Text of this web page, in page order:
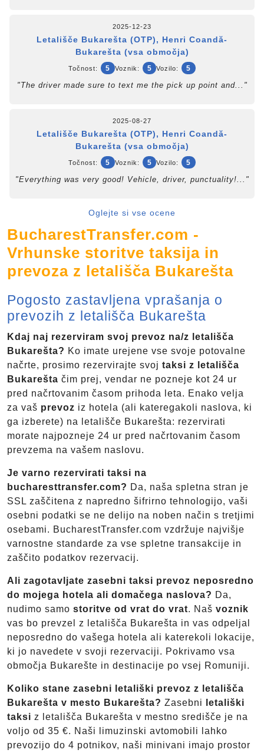
2025-12-23
Letališče Bukarešta (OTP), Henri Coandă-
Bukarešta (vsa območja)
Točnost: 5 Voznik: 5 Vozilo: 5
"The driver made sure to text me the pick up point and..."
2025-08-27
Letališče Bukarešta (OTP), Henri Coandă-
Bukarešta (vsa območja)
Točnost: 5 Voznik: 5 Vozilo: 5
"Everything was very good! Vehicle, driver, punctuality!..."
Oglejte si vse ocene
BucharestTransfer.com -
Vrhunske storitve taksija in
prevoza z letališča Bukarešta
Pogosto zastavljena vprašanja o
prevozih z letališča Bukarešta
Kdaj naj rezerviram svoj prevoz na/z letališča
Bukarešta? Ko imate urejene vse svoje potovalne
načrte, prosimo rezervirajte svoj taksi z letališča
Bukarešta čim prej, vendar ne pozneje kot 24 ur
pred načrtovanim časom prihoda leta. Enako velja
za vaš prevoz iz hotela (ali kateregakoli naslova, ki
ga izberete) na letališče Bukarešta: rezervirati
morate najpozneje 24 ur pred načrtovanim časom
prevzema na vašem naslovu.
Je varno rezervirati taksi na
bucharesttransfer.com? Da, naša spletna stran je
SSL zaščitena z napredno šifrirno tehnologijo, vaši
osebni podatki se ne delijo na noben način s tretjimi
osebami. BucharestTransfer.com vzdržuje najvišje
varnostne standarde za vse spletne transakcije in
zaščito podatkov rezervacij.
Ali zagotavljate zasebni taksi prevoz neposredno
do mojega hotela ali domačega naslova? Da,
nudimo samo storitve od vrat do vrat. Naš voznik
vas bo prevzel z letališča Bukarešta in vas odpeljal
neposredno do vašega hotela ali katerekoli lokacije,
ki jo navedete v svoji rezervaciji. Pokrivamo vsa
območja Bukarešte in destinacije po vsej Romuniji.
Koliko stane zasebni letališki prevoz z letališča
Bukarešta v mesto Bukarešta? Zasebni
letališki
taksi z letališča Bukarešta v mestno središče je na
voljo od 35 €. Naši limuzinski avtomobili lahko
prevozijo do 4 potnikov, naši minivani imajo prostor